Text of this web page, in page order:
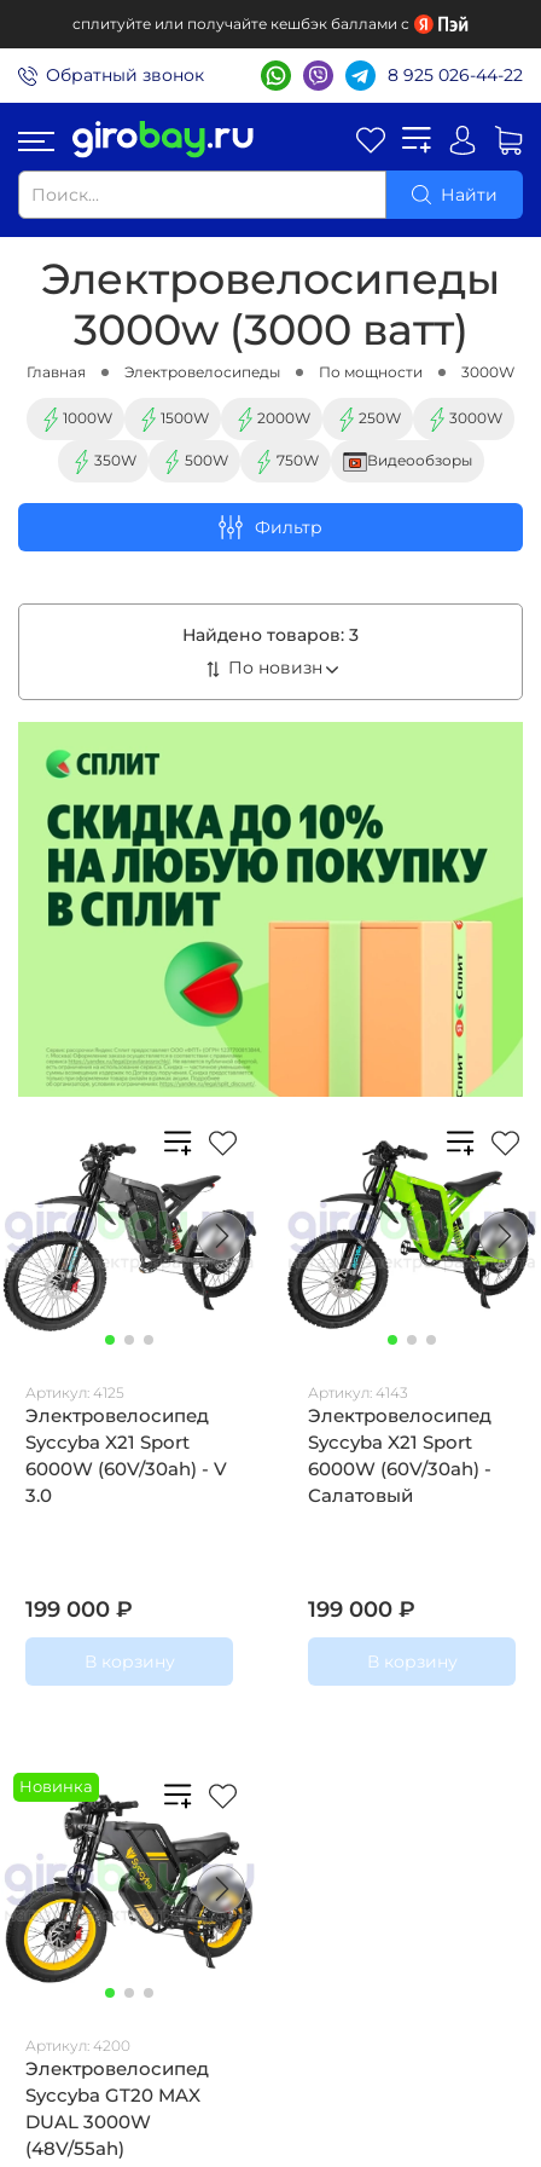
сплитуйте или получайте кешбэк баллами с
Обратный звонок 8 925 026-44-22
Найти
Электровелосипеды
3000w (3000 ватт)
Главная Электровелосипеды По мощности 3000W
1000W 1500W 2000W 250W 3000W
350W 500W 750W Видеообзоры
Найдено товаров: 3
Артикул: 4125
Электровелосипед
Syccyba X21 Sport
6000W (60V/30ah) - V
3.0
199 000 ₽
В корзину
Артикул: 4143
Электровелосипед
Syccyba X21 Sport
6000W (60V/30ah) -
Салатовый
199 000 ₽
В корзину
Новинка
Артикул: 4200
Электровелосипед
Syccyba GT20 MAX
DUAL 3000W
(48V/55ah)
Фильтр